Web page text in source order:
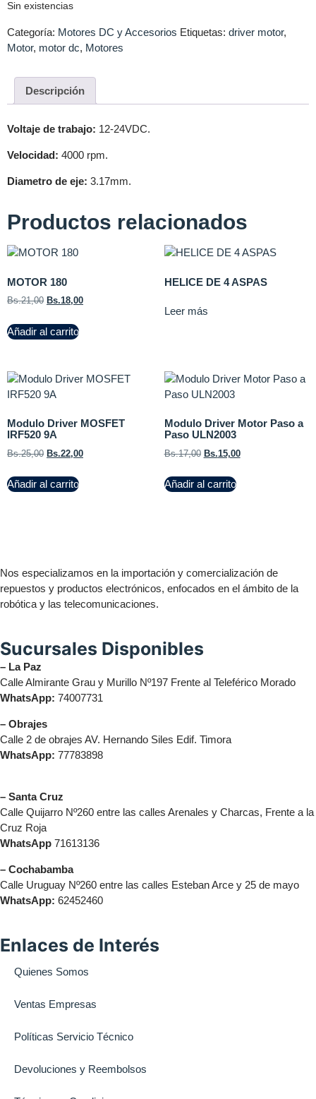
Sin existencias
Categoría: Motores DC y Accesorios Etiquetas: driver motor,
Motor, motor dc, Motores
Descripción
Voltaje de trabajo: 12-24VDC.
Velocidad: 4000 rpm.
Diametro de eje: 3.17mm.
Productos relacionados
MOTOR 180
Bs.21,00 Bs.18,00
Añadir al carrito
HELICE DE 4 ASPAS
Leer más
Modulo Driver MOSFET
IRF520 9A
Bs.25,00 Bs.22,00
Añadir al carrito
Modulo Driver Motor Paso a
Paso ULN2003
Bs.17,00 Bs.15,00
Añadir al carrito
Nos especializamos en la importación y comercialización de
repuestos y productos electrónicos, enfocados en el ámbito de la
robótica y las telecomunicaciones.
Sucursales Disponibles
– La Paz
Calle Almirante Grau y Murillo Nº197 Frente al Teleférico Morado
WhatsApp: 74007731
– Obrajes
Calle 2 de obrajes AV. Hernando Siles Edif. Timora
WhatsApp: 77783898
– Santa Cruz
Calle Quijarro Nº260 entre las calles Arenales y Charcas, Frente a la
Cruz Roja
WhatsApp 71613136
– Cochabamba
Calle Uruguay Nº260 entre las calles Esteban Arce y 25 de mayo
WhatsApp: 62452460
Enlaces de Interés
Quienes Somos
Ventas Empresas
Políticas Servicio Técnico
Devoluciones y Reembolsos